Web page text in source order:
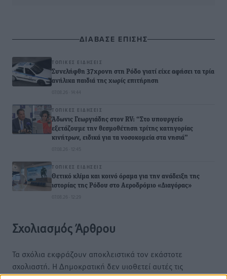
ΔΙΑΒΑΣΕ ΕΠΙΣΗΣ
ΤΟΠΙΚΈΣ ΕΙΔΉΣΕΙΣ
Συνελήφθη 37χρονη στη Ρόδο γιατί είχε αφήσει τα τρία
ανήλικα παιδιά της χωρίς επιτήρηση
07.08.26 · 14:44
ΤΟΠΙΚΈΣ ΕΙΔΉΣΕΙΣ
Άδωνις Γεωργιάδης στον RV: “Στο υπουργείο
εξετάζουμε την θεσμοθέτηση τρίτης κατηγορίας
κινήτρων, ειδικά για τα νοσοκομεία στα νησιά”
07.08.26 · 12:45
ΤΟΠΙΚΈΣ ΕΙΔΉΣΕΙΣ
Θετικό κλίμα και κοινό όραμα για την ανάδειξη της
ιστορίας της Ρόδου στο Αεροδρόμιο «Διαγόρας»
07.08.26 · 12:29
Σχολιασμός Άρθρου
Τα σχόλια εκφράζουν αποκλειστικά τον εκάστοτε
σχολιαστή. Η Δημοκρατική δεν υιοθετεί αυτές τις